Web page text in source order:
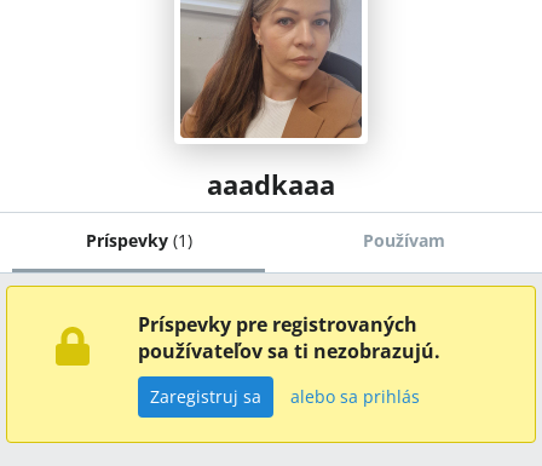
aaadkaaa
Príspevky (1) Používam
Príspevky pre registrovaných
používateľov sa ti nezobrazujú.
Zaregistruj sa alebo sa prihlás